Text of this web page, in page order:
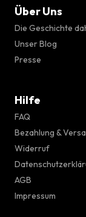
Über Uns
Die Geschichte
Unser Blog
Presse
Hilfe
FAQ
Bezahlung &
Widerruf
AGB
Impressum